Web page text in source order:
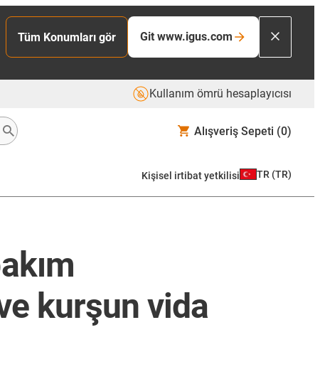
Tüm Konumları gör Git www.igus.com
Kullanım ömrü hesaplayıcısı
Alışveriş Sepeti (0)
Kişisel irtibat yetkilisi TR (TR)
kurşun vida